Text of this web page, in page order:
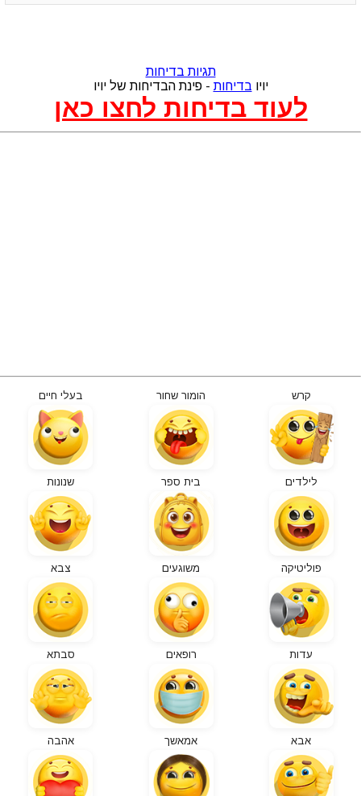
תגיות בדיחות
יויו בדיחות- פינת הבדיחות של יויו
לעוד בדיחות לחצו כאן
קרש הומור שחור בעלי חיים
לילדים בית ספר שנונות
פוליטיקה משוגעים צבא
עדות רופאים סבתא
אבא אמאשך אהבה